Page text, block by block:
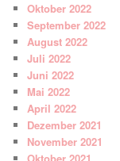
Oktober 2022
September 2022
August 2022
Juli 2022
Juni 2022
Mai 2022
April 2022
Dezember 2021
November 2021